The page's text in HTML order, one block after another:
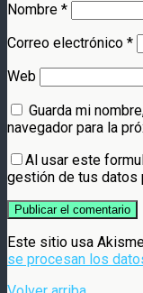
Nombre *
Correo electrónico *
Web
Guarda mi
navegador para la
Al usar este
gestión de tus datos
Este sitio usa
se procesan los